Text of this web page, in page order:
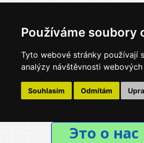
Používáme soubory
Tyto webové stránky používají
analýzy návštěvnosti
Souhlasím Odmítám
Это о нас